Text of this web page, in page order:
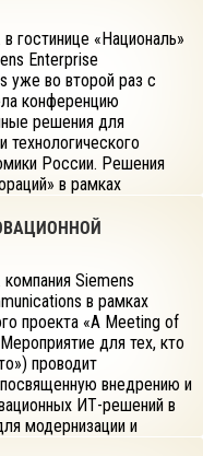
гостинице «Националь»
Enterprise
уже во второй раз с
конференцию
решения для
технологического
России. Решения
в рамках
встречи специалистов,
власти, гостей и
Siemens
в рамках
проекта «A Meeting of
для тех, кто
проводит
внедрению и
ИТ-решений в
модернизации и